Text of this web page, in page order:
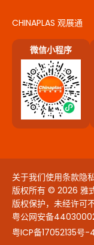
CHINAPLAS 观展通
微信小程序
关于我们使用条款隐
版权所有 © 2026 雅
版权保护，未经许可
粤公网安备
粤ICP备17052135号-